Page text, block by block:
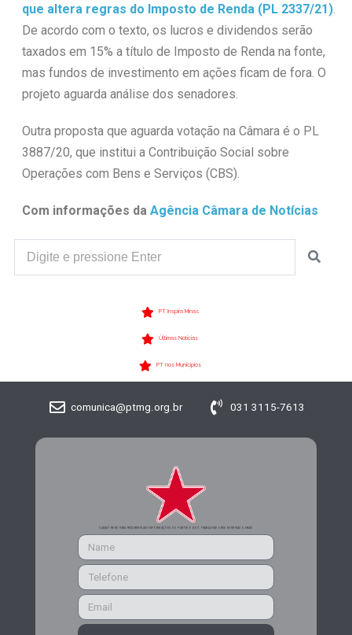
que altera regras do Imposto de Renda (PL 2337/21).
De acordo com o texto, os lucros e dividendos serão
taxados em 15% a título de Imposto de Renda na fonte,
mas fundos de investimento em ações ficam de fora. O
projeto aguarda análise dos senadores.
Outra proposta que aguarda votação na Câmara é o PL
3887/20, que institui a Contribuição Social sobre
Operações com Bens e Serviços (CBS).
Com informações da Agência Câmara de Notícias
PT Inspira Minas
Últimas Notícias
PT nos Municípios
comunica@ptmg.org.br 031 3115-7613
CADASTRE-SE PARA RECEBER MAIS INFORMAÇÕES DO PARTIDO DOS TRABALHADORES DE MINAS GERAIS